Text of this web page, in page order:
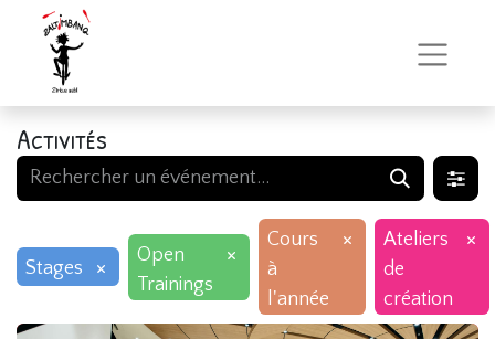
Activités
Stages ×
Open
Trainings
×
Cours
à
l'année
×
Ateliers
de
création
×